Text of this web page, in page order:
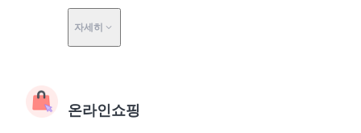
자세히
온라인쇼핑